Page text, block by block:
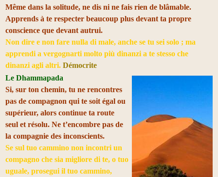
Même dans la solitude, ne dis ni ne fais rien de blâmable.
Apprends à te respecter beaucoup plus devant ta propre
conscience que devant autrui.
Non dire e non fare nulla di male, anche se tu sei solo ; ma
apprendi a vergognarti molto più dinanzi a te stesso che
dinanzi agli altri. Démocrite
Le Dhammapada
Si, sur ton chemin, tu ne rencontres
pas de compagnon qui te soit égal ou
supérieur, alors continue ta route
seul et résolu. Ne t’encombre pas de
la compagnie des inconscients.
Se sul tuo cammino non incontri un
compagno che sia migliore di te, o tuo
uguale, prosegui il tuo cammino,